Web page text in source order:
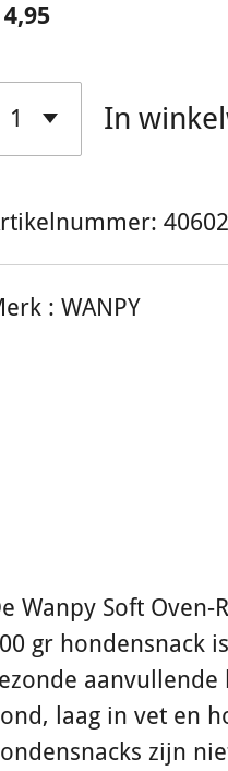
4,95
In
: WANPY
Wanpy Soft Oven-
gr hondensnack
laag in vet en
zijn